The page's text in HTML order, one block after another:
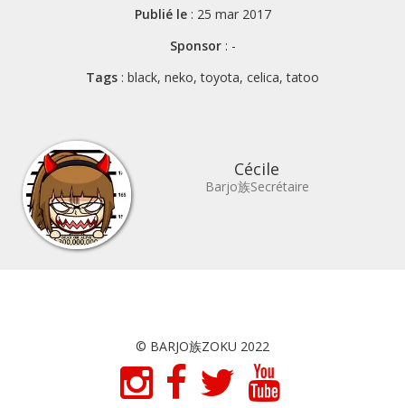
Publié le: 25 mar 2017
Sponsor: -
Tags : black, neko, toyota, celica, tatoo
Cécile
Barjo族Secrétaire
© BARJO族ZOKU 2022